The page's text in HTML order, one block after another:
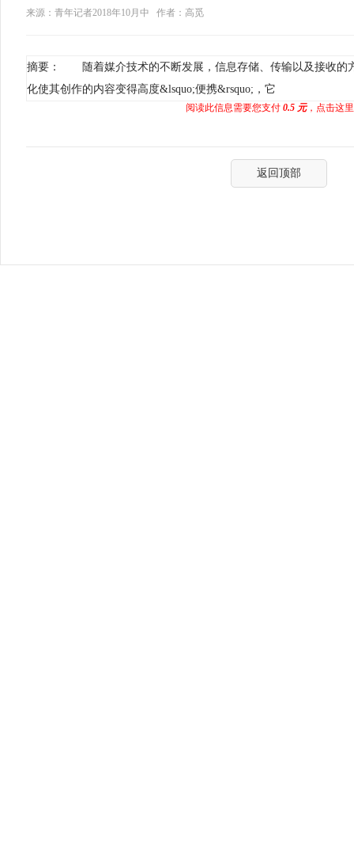
来源：青年记者2018年10月中
作者：高觅
摘要： 随着媒介技术的不断发展，信息存储、传输以及接收的
化使其创作的内容变得高度&lsquo;便携&rsquo;，它
阅读此信息需要您支付 0.5 元，点击这
返回顶部